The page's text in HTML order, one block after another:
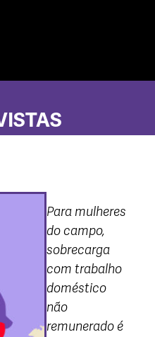
Para mulheres
do campo,
sobrecarga
com trabalho
doméstico
não
remunerado é